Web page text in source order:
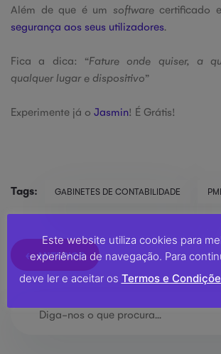
Além de que é um software certificado
segurança aos seus utilizadores.
Fica a dica: “Fature onde quiser, a
qualquer lugar e dispositivo”
Experimente já o Jasmin! É Grátis!
Tags: GABINETES DE CONTABILIDADE
← ANTERIOR
Este website utiliza cookies para
experiência de navegação. Para
deve ler e aceitar os Termos e